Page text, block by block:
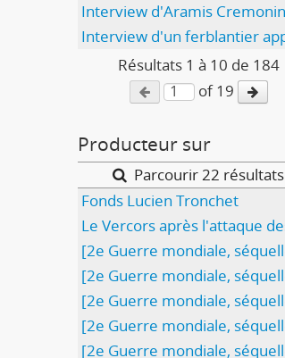
Résultats 1 à 10 de 184
of 19
Producteur sur
Parcourir 22 résultats
Fonds Lucien Tronchet